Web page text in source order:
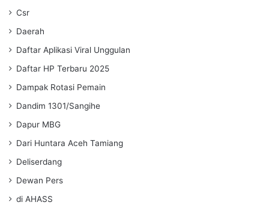
Csr
Daerah
Daftar Aplikasi Viral Unggulan
Daftar HP Terbaru 2025
Dampak Rotasi Pemain
Dandim 1301/Sangihe
Dapur MBG
Dari Huntara Aceh Tamiang
Deliserdang
Dewan Pers
di AHASS